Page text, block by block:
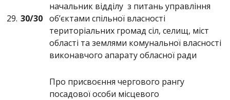
29. 30/30
начальник відділу з питань управління
об’єктами спільної власності
територіальних громад сіл, селищ, міст
області та землями комунальної власності
виконавчого апарату обласної ради
Про присвоєння чергового рангу
посадової особи місцевого